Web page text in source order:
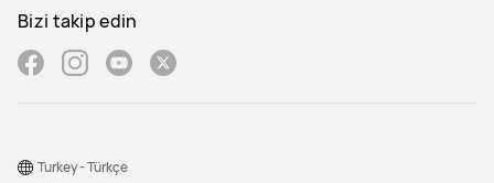
Bizi takip edin
Turkey - Türkçe